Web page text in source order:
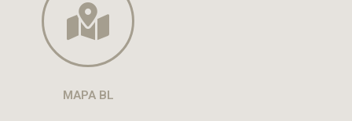
MAPA BL